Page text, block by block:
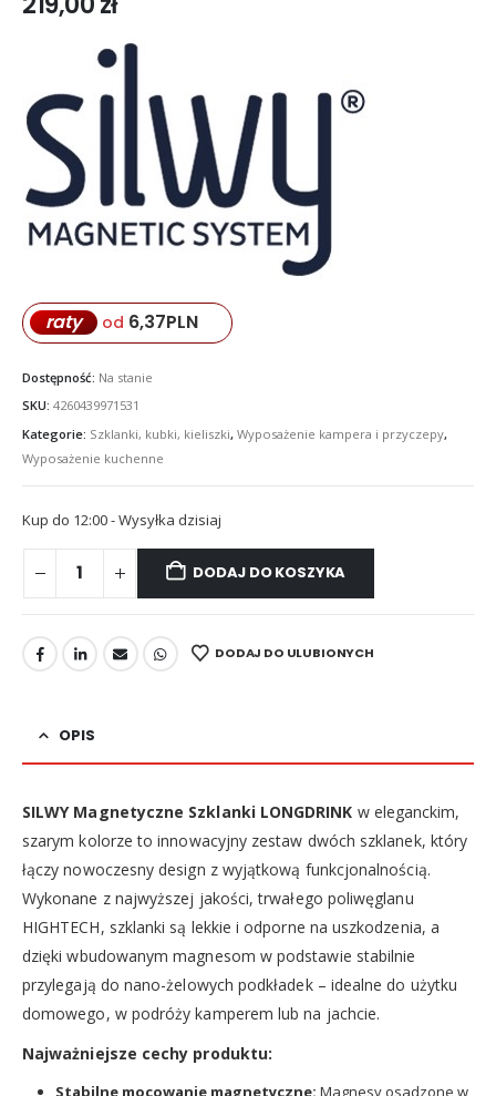
raty od 6,37PLN
Dostępność: Na stanie
SKU: 4260439971531
Kategorie: Szklanki, kubki, kieliszki, Wyposażenie kampera i przyczepy,
Wyposażenie kuchenne
Kup do 12:00 - Wysyłka dzisiaj
DODAJ DO KOSZYKA
DODAJ DO ULUBIONYCH
OPIS
SILWY Magnetyczne Szklanki LONGDRINK w eleganckim,
szarym kolorze to innowacyjny zestaw dwóch szklanek, który
łączy nowoczesny design z wyjątkową funkcjonalnością.
Wykonane z najwyższej jakości, trwałego poliwęglanu
HIGHTECH, szklanki są lekkie i odporne na uszkodzenia, a
dzięki wbudowanym magnesom w podstawie stabilnie
przylegają do nano-żelowych podkładek – idealne do użytku
domowego, w podróży kamperem lub na jachcie.
Najważniejsze cechy produktu:
Stabilne mocowanie magnetyczne: Magnesy osadzone w